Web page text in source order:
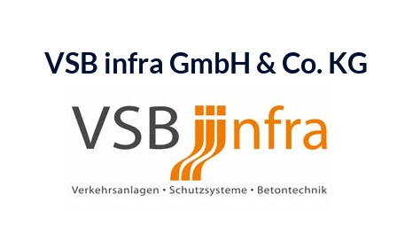
VSB infra GmbH & Co. KG